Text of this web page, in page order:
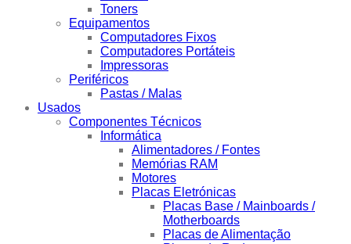
Toners
Equipamentos
Computadores Fixos
Computadores Portáteis
Impressoras
Periféricos
Pastas / Malas
Usados
Componentes Técnicos
Informática
Alimentadores / Fontes
Memórias RAM
Motores
Placas Eletrónicas
Placas Base / Mainboards /
Motherboards
Placas de Alimentação